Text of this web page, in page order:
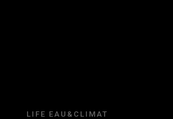
LIFE EAU&CLIMAT